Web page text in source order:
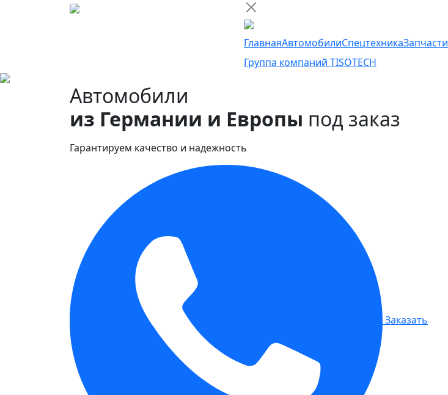
ГлавнаяАвтомобилиСпецтехникаЗапчасти
Группа компаний TISOTECH
Автомобили
из Германии и Европы под заказ
Гарантируем качество и надежность
Заказать